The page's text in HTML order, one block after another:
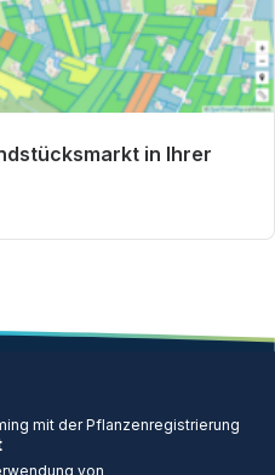
in Ihrer
mit der Pflanzenregistrierung
von